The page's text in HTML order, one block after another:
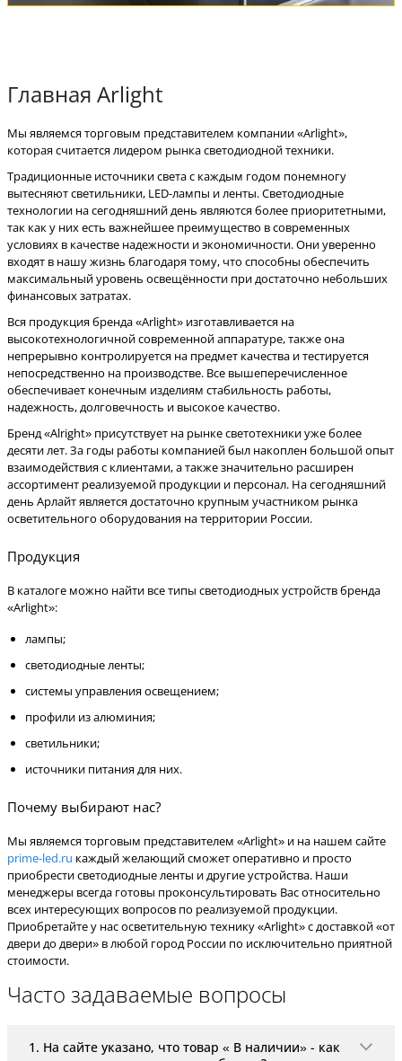
Главная Arlight
Мы являемся торговым представителем компании «Arlight»,
которая считается лидером рынка светодиодной техники.
Традиционные источники света с каждым годом понемногу
вытесняют светильники, LED-лампы и ленты. Светодиодные
технологии на сегодняшний день являются более приоритетными,
так как у них есть важнейшее преимущество в современных
условиях в качестве надежности и экономичности. Они уверенно
входят в нашу жизнь благодаря тому, что способны обеспечить
максимальный уровень освещённости при достаточно небольших
финансовых затратах.
Вся продукция бренда «Arlight» изготавливается на
высокотехнологичной современной аппаратуре, также она
непрерывно контролируется на предмет качества и тестируется
непосредственно на производстве. Все вышеперечисленное
обеспечивает конечным изделиям стабильность работы,
надежность, долговечность и высокое качество.
Бренд «Alright» присутствует на рынке светотехники уже более
десяти лет. За годы работы компанией был накоплен большой опыт
взаимодействия с клиентами, а также значительно расширен
ассортимент реализуемой продукции и персонал. На сегодняшний
день Арлайт является достаточно крупным участником рынка
осветительного оборудования на территории России.
Продукция
В каталоге можно найти все типы светодиодных устройств бренда
«Arlight»:
лампы;
светодиодные ленты;
системы управления освещением;
профили из алюминия;
светильники;
источники питания для них.
Почему выбирают нас?
Мы являемся торговым представителем «Arlight» и на нашем сайте
prime-led.ru каждый желающий сможет оперативно и просто
приобрести светодиодные ленты и другие устройства. Наши
менеджеры всегда готовы проконсультировать Вас относительно
всех интересующих вопросов по реализуемой продукции.
Приобретайте у нас осветительную технику «Arlight» с доставкой «от
двери до двери» в любой город России по исключительно приятной
стоимости.
Часто задаваемые вопросы
1. На сайте указано, что товар « В наличии» - как